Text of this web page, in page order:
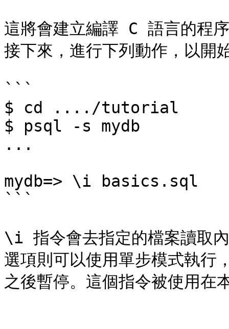
這將會建立編譯 C 語言的程
接下來，進行下列動作，以開
```
$ cd ..../tutorial
$ psql -s mydb
...
mydb=> \i basics.sql
```
\i 指令會去指定的檔案讀取
選項則可以使用單步模式執行
之後暫停。這個指令被使用